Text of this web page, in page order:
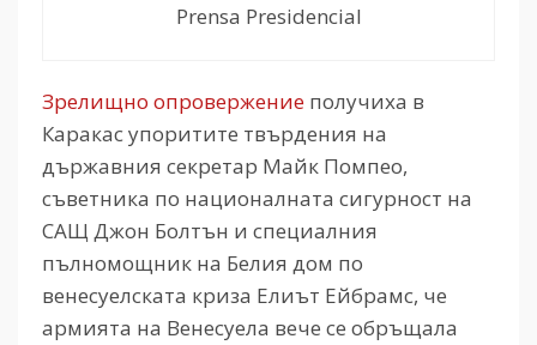
Prensa Presidencial
Зрелищно опровержение получиха в
Каракас упоритите твърдения на
държавния секретар Майк Помпео,
съветника по националната сигурност на
САЩ Джон Болтън и специалния
пълномощник на Белия дом по
венесуелската криза Елиът Ейбрамс, че
армията на Венесуела вече се обръщала